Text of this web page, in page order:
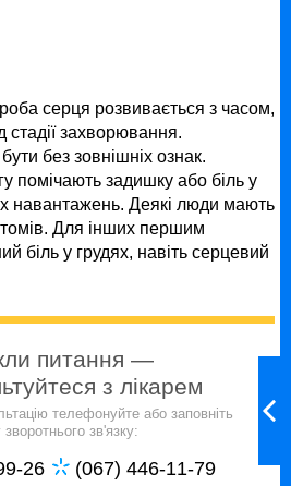
серця розвивається з часом,
захворювання.
без зовнішніх ознак.
помічають задишку або біль у
навантажень. Деякі люди мають
Для інших першим
біль у грудях, навіть серцевий
питання —
з лікарем
телефонуйте або заповніть
зв'язку:
26 (067) 446-11-79